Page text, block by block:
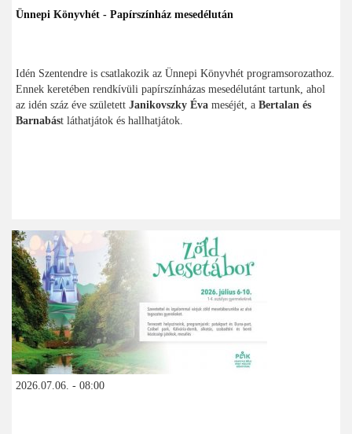
Ünnepi Könyvhét - Papírszínház mesedélután
Idén Szentendre is csatlakozik az Ünnepi Könyvhét programsorozathoz.
Ennek keretében rendkívüli papírszínházas mesedélutánt tartunk, ahol
az idén száz éve született Janikovszky Éva meséjét, a Bertalan és
Barnabást láthatjátok és hallhatjátok.
2026.07.06. - 08:00